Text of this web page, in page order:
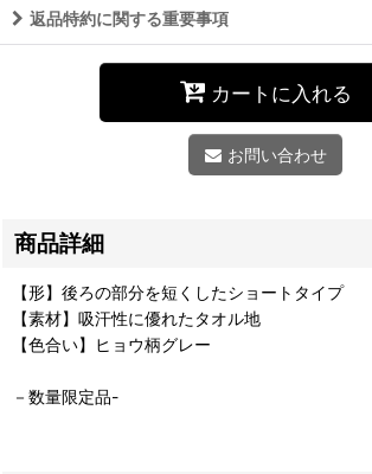
返品特約に関する重要事項
カートに入れる
お問い合わせ
商品詳細
【形】後ろの部分を短くしたショートタイプ
【素材】吸汗性に優れたタオル地
【色合い】ヒョウ柄グレー
－数量限定品-